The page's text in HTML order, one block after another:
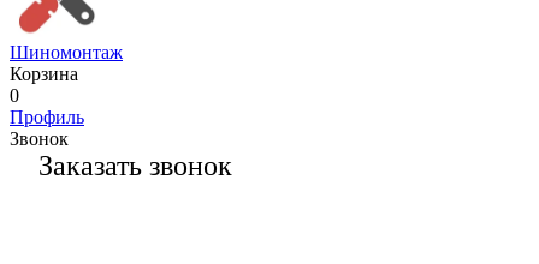
Шиномонтаж
Корзина
0
Профиль
Звонок
Заказать звонок